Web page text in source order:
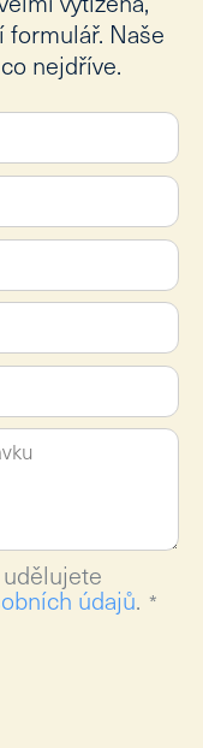
Naše
nejdříve.
údajů. *